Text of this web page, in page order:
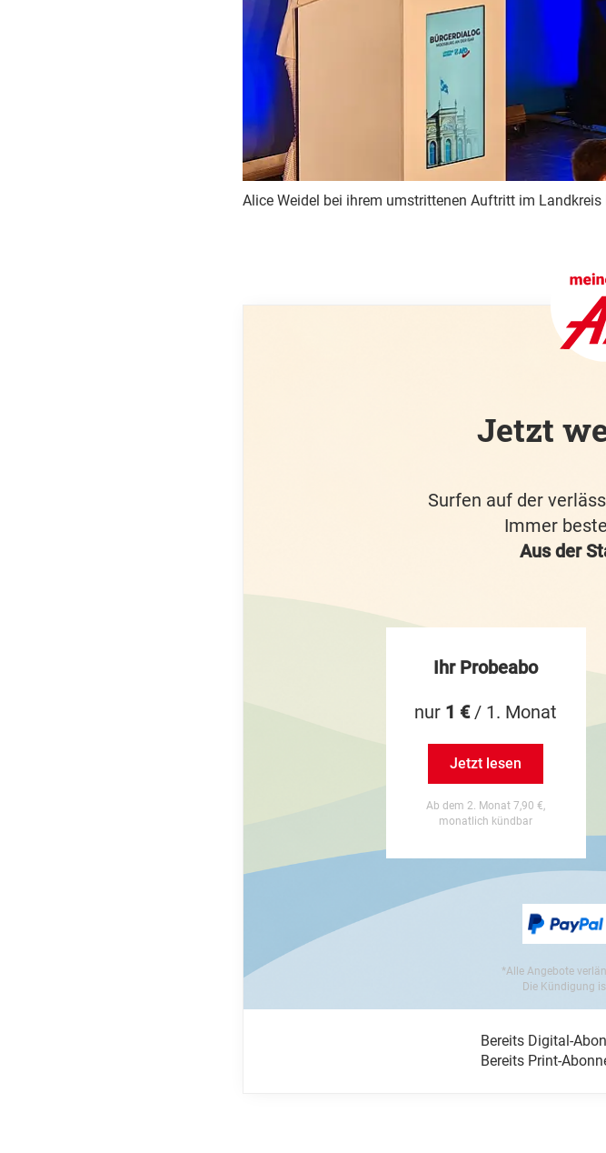
Alice Weidel bei ihrem umstrittenen Auftritt im Landkreis
Jetzt
Surfen auf der
Immer
Aus der
Ihr Probeabo
nur 1 €/ 1. Monat
Jetzt lesen
Ab dem 2. Monat 7,90 €,
monatlich kündbar
*Alle Angebote
Die Kündigung
Bereits Digital-
Bereits Print-